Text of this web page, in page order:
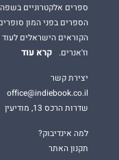
ספרים אלקטרוניים
הספרים בפני המון
הקוראים הישראלים
וז'אנרים.
קרא עוד
יצירת קשר
office@indiebook.co.il
שדרות הרכס 13, מודיעין
למה אינדיבוק?
תקנון האתר